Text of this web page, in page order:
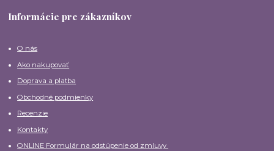
Informácie pre zákazníkov
O nás
Ako nakupovať
Doprava a platba
Obchodné podmienky
Recenzie
Kontakty
ONLINE Formulár na odstúpenie od zmluvy